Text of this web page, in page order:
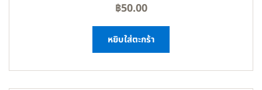
฿50.00
หยิบใส่ตะกร้า